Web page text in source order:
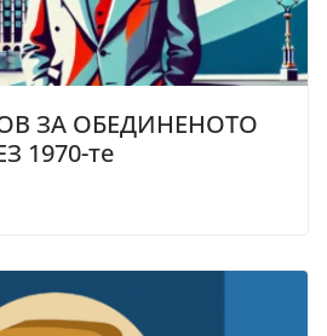
ЗА ОБЕДИНЕНОТО
1970-те